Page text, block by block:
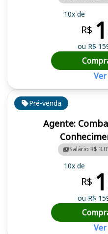
Pré-venda
Agente:
Salário R$
10x de
R$
ou R$
10x de
R$
ou R$